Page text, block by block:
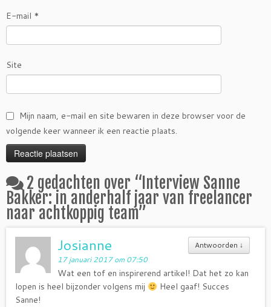
E-mail *
Site
Mijn naam, e-mail en site bewaren in deze browser voor de
volgende keer wanneer ik een reactie plaats.
2 gedachten over “ Interview Sanne
Bakker: in anderhalf jaar van freelancer
naar achtkoppig team”
Antwoorden ↓
Josianne
17 januari 2017 om 07:50
Wat een tof en inspirerend artikel! Dat het zo kan
lopen is heel bijzonder volgens mij
Heel gaaf! Succes
Sanne!